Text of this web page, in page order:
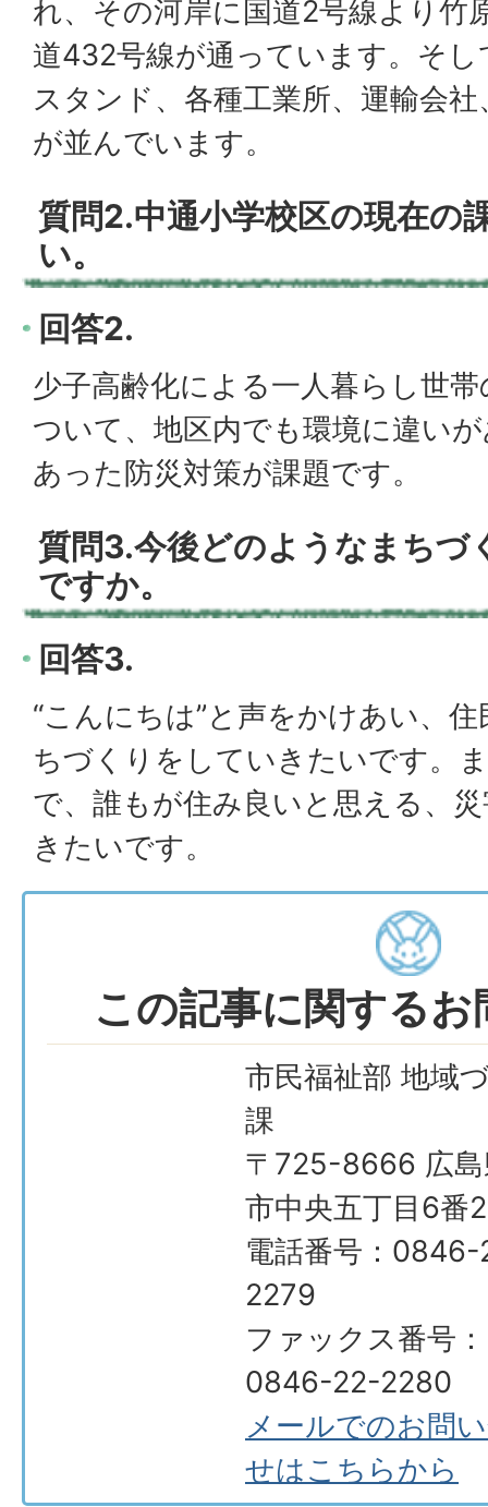
れ、その河岸に国道2号線より竹
道432号線が通っています。そ
スタンド、各種工業所、運輸会
が並んでいます。
質問2.中通小学校区の現在の
い。
回答2.
少子高齢化による一人暮らし世
ついて、地区内でも環境に違い
あった防災対策が課題です。
質問3.今後どのようなまちづ
ですか。
回答3.
“こんにちは”と声をかけあい、
ちづくりをしていきたいです。
で、誰もが住み良いと思える、
きたいです。
この記事に関する
市民福祉部 地域
課
〒725-8666 広島
市中央五丁目6番
電話番号：
2279
ファックス番号：
0846-22-2280
メールでのお問
せはこちらから